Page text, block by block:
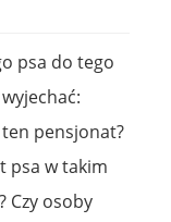
psa do tego
pensjonat?
psa w takim
Czy osoby